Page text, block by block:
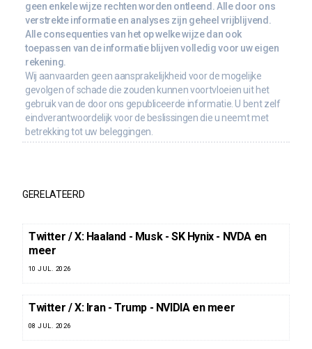
geen enkele wijze rechten worden ontleend. Alle door ons
verstrekte informatie en analyses zijn geheel vrijblijvend.
Alle consequenties van het op welke wijze dan ook
toepassen van de informatie blijven volledig voor uw eigen
rekening.
Wij aanvaarden geen aansprakelijkheid voor de mogelijke
gevolgen of schade die zouden kunnen voortvloeien uit het
gebruik van de door ons gepubliceerde informatie. U bent zelf
eindverantwoordelijk voor de beslissingen die u neemt met
betrekking tot uw beleggingen.
GERELATEERD
Twitter / X: Haaland - Musk - SK Hynix - NVDA en
meer
10 JUL. 2026
Twitter / X: Iran - Trump - NVIDIA en meer
08 JUL. 2026